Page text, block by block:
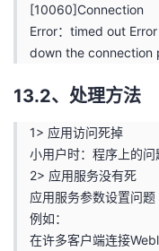
者
我
的
博
客
我
的
论
坛
我
的
圈
我
的
我
[10060]Connection
Error：timed out
down the connection
13.2、处理方法
1> 应用访问死掉
小用户时：程序上的
2> 应用服务没有死
应用服务参数设置问题
例如：
在许多客户端连接